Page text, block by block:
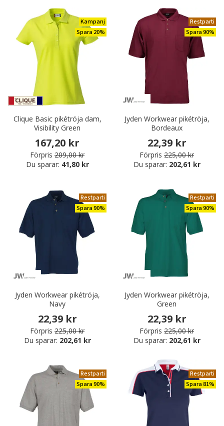
Kampanj
Spara 20%
Clique Basic pikétröja dam,
Visibility Green
167,20 kr
Förpris 209,00 kr
Du sparar: 41,80 kr
Restparti
Spara 90%
Jyden Workwear pikétröja,
Bordeaux
22,39 kr
Förpris 225,00 kr
Du sparar: 202,61 kr
Restparti
Spara 90%
Jyden Workwear pikétröja,
Navy
22,39 kr
Förpris 225,00 kr
Du sparar: 202,61 kr
Restparti
Spara 90%
Jyden Workwear pikétröja,
Green
22,39 kr
Förpris 225,00 kr
Du sparar: 202,61 kr
Restparti
Spara 90%
Restparti
Spara 81%